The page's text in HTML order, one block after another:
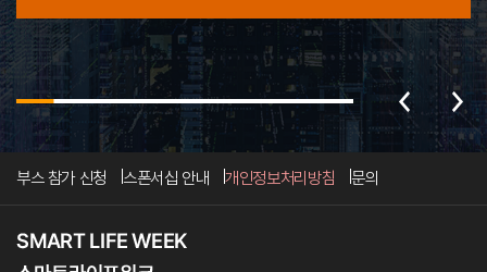
부스 참가 신청 스폰서십 안내 개인정보처리방침 문의